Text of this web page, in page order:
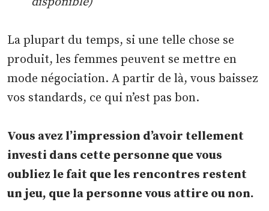
La plupart du temps, si une telle chose se
produit, les femmes peuvent se mettre en
mode négociation. A partir de là, vous baissez
vos standards, ce qui n’est pas bon.
Vous avez l’impression d’avoir tellement
investi dans cette personne que vous
oubliez le fait que les rencontres restent
un jeu, que la personne vous attire ou non.